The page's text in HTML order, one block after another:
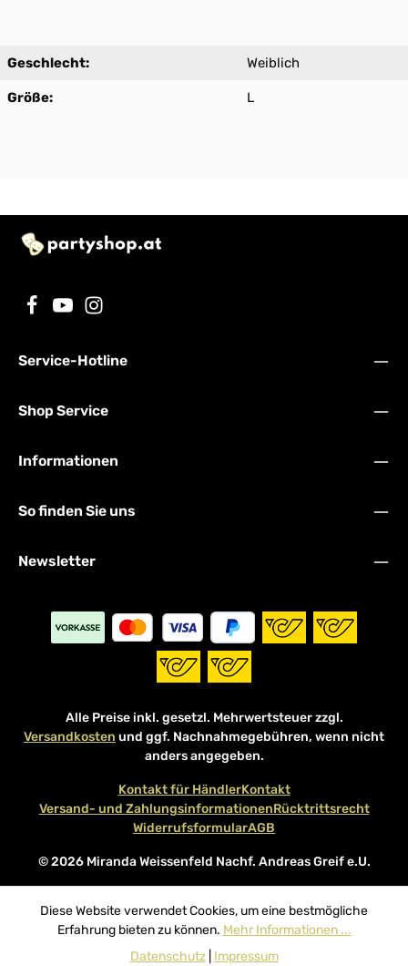
Geschlecht: Weiblich
Größe: L
Service-Hotline
Shop Service
Informationen
So finden Sie uns
Newsletter
Alle Preise inkl. gesetzl. Mehrwertsteuer zzgl.
Versandkosten und ggf. Nachnahmegebühren, wenn nicht
anders angegeben.
© 2026 Miranda Weissenfeld Nachf. Andreas Greif e.U.
Kontakt für HändlerKontakt
Versand- und ZahlungsinformationenRücktrittsrecht
WiderrufsformularAGB
Diese Website verwendet Cookies, um eine bestmögliche
Erfahrung bieten zu können. Mehr Informationen ...
Datenschutz| Impressum